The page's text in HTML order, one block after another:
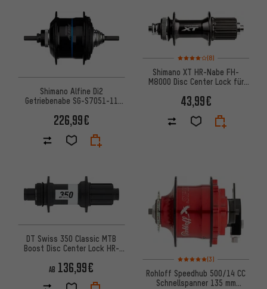
Shimano Alfine Di2
Getriebenabe SG-S7051-11
226,99€
Bewertungen: 4 von 5
(8)
Shimano XT HR-Nabe FH-
M8000 Disc Center Lock für
43,99€
DT Swiss 350 Classic MTB
Boost Disc Center Lock HR-
AB 136,99€
Bewertungen: 5 von 5
(3)
Rohloff Speedhub 500/14 CC
Schnellspanner 135 mm